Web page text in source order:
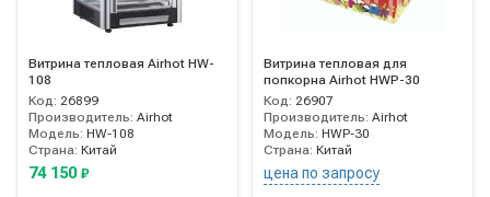
Витрина тепловая Airhot HW-
108
Код: 26899
Производитель: Airhot
Модель: HW-108
Страна: Китай
74 150 ₽
Витрина тепловая для
попкорна Airhot HWP-30
Код: 26907
Производитель: Airhot
Модель: HWP-30
Страна: Китай
цена по запросу